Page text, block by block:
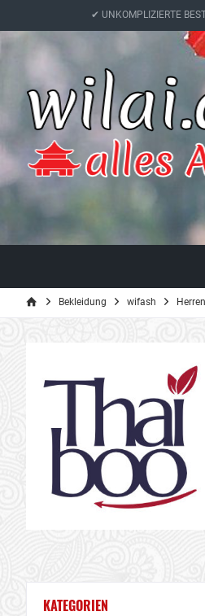
✔ UNKOMPLIZIERTE
Bekleidung wifash Herren
KATEGORIEN